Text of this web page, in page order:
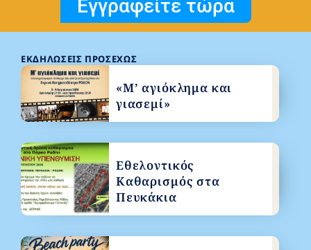
Εγγραφείτε τώρα
ΕΚΔΗΛΏΣΕΙΣ ΠΡΟΣΕΧΏΣ
«Μ’ αγιόκλημα και
γιασεμί»
Εθελοντικός
Καθαρισμός στα
Πευκάκια